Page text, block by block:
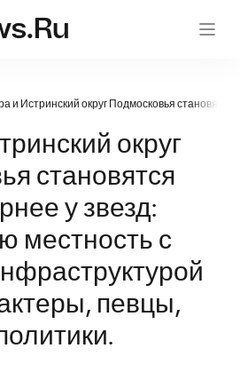
и Истринский округ Подмосковья
округ
становятся
у звезд:
местность с
певцы,